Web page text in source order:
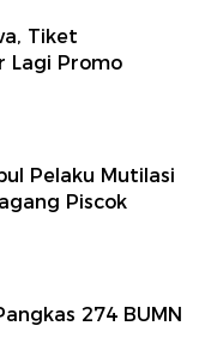
Tiket
Lagi Promo
Pelaku Mutilasi
Piscok
274 BUMN